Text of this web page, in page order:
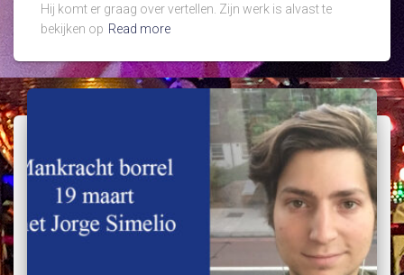
Hij komt er graag over vertellen. Zijn werk is alvast te
bekijken op Read more